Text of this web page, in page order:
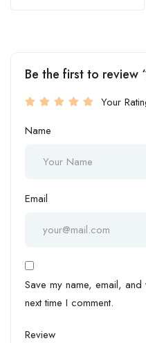
Be the first to review
Your
Name
Email
Save my name, email,
next time I comment.
Review